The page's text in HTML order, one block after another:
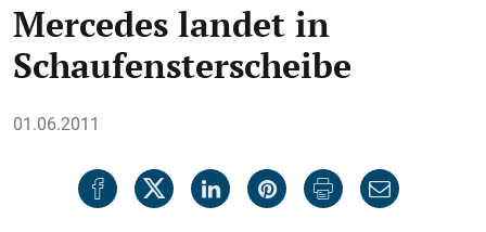
Mercedes landet in
Schaufensterscheibe
01.06.2011